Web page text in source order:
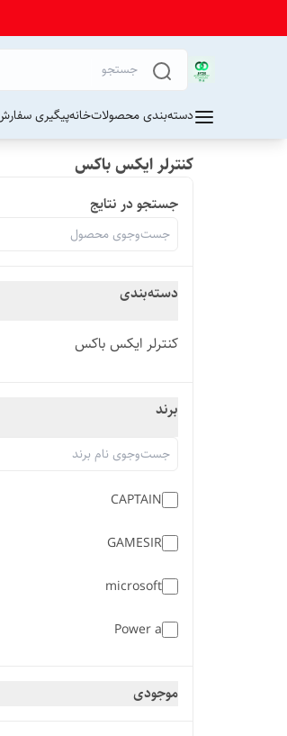
دسته‌بندی محصولاتخانهپیگیری
کنترلر ایکس باکس
جستجو در نتایج
دسته‌بندی
کنترلر ایکس باکس
برند
CAPTAIN
GAMESIR
microsoft
Power a
موجودی